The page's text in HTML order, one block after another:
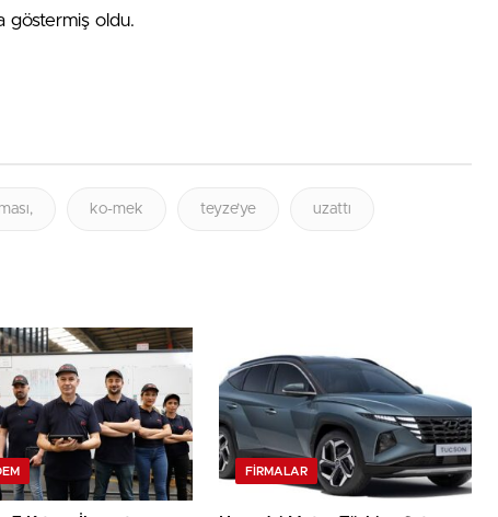
göstermiş oldu.
ko-mek teyze’ye uzattı
FIRMALAR